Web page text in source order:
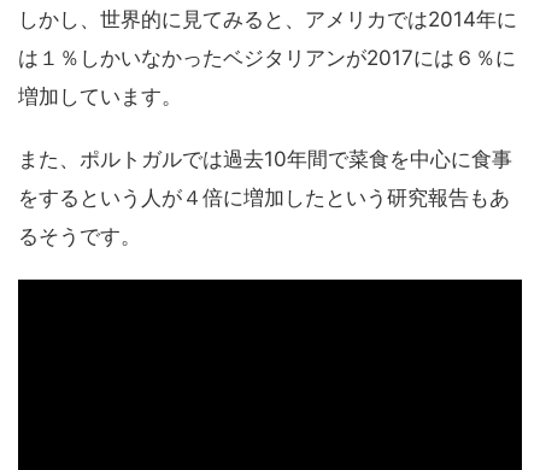
しかし、世界的に見てみると、アメリカでは2014年に
は１％しかいなかったベジタリアンが2017には６％に
増加しています。
また、ポルトガルでは過去10年間で菜食を中心に食事
をするという人が４倍に増加したという研究報告もあ
るそうです。